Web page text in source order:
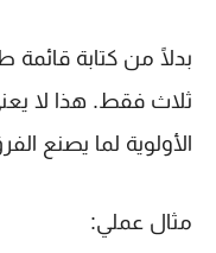
ثلاث فقط. هذا لا
الأولوية لما يصنع
مثال عملي: